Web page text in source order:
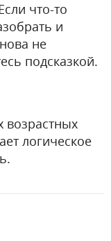
что-то
и
не
подсказкой.
возрастных
логическое